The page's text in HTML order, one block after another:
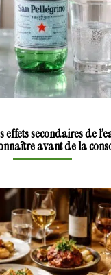
effets secondaires de
avant de la